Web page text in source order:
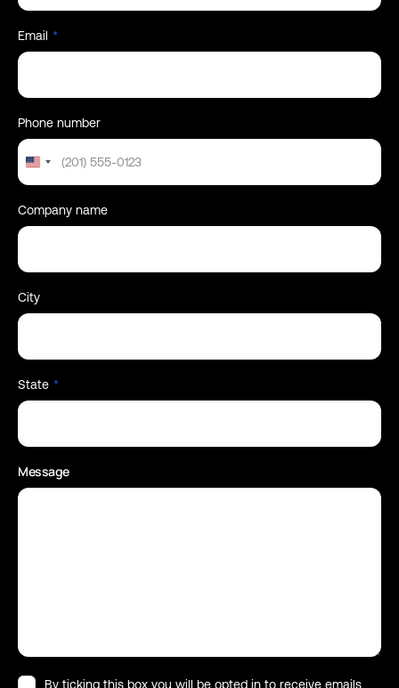
Email *
Phone number
United
States
Company name
City
State *
Message
By ticking this box you will be opted in to receive emails